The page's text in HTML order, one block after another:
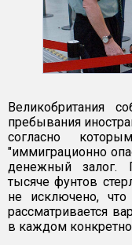
Великобритания
пребывания
согласно
"иммиграционно
денежный залог.
тысяче фунтов
не исключено,
рассматривается
в каждом